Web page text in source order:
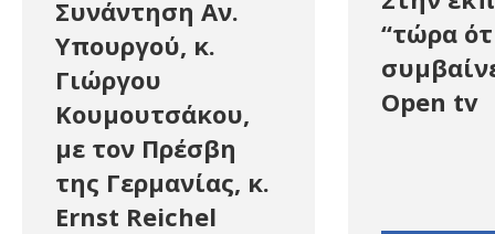
Συνάντηση Αν.
Υπουργού, κ.
Γιώργου
Κουμουτσάκου,
με τον Πρέσβη
της Γερμανίας, κ.
Ernst Reichel
“τώρα
Open tv